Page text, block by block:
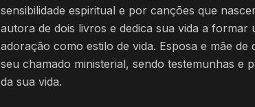
sensibilidade espiritual e por canções que
autora de dois livros e dedica sua vida a
adoração como estilo de vida. Esposa e mãe
seu chamado ministerial, sendo testemunhas e
da sua vida.